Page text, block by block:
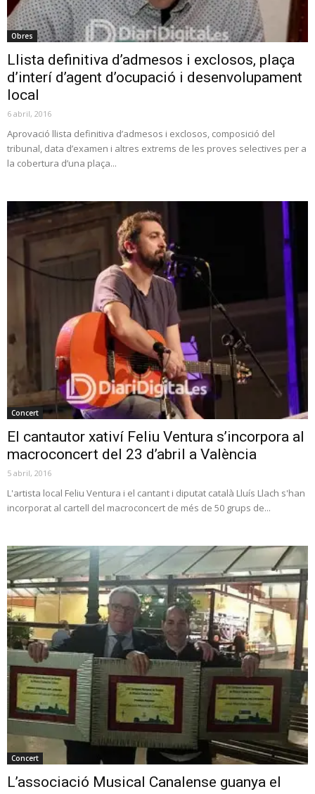
Obres
Llista definitiva d’admesos i exclosos, plaça
d’interí d’agent d’ocupació i desenvolupament
local
6 abril, 2016
Aprovació llista definitiva d’admesos i exclosos, composició del
tribunal, data d’examen i altres extrems de les proves selectives per a
la cobertura d’una plaça...
Concert
El cantautor xativí Feliu Ventura s’incorpora al
macroconcert del 23 d’abril a València
5 abril, 2016
L'artista local Feliu Ventura i el cantant i diputat català Lluís Llach s'han
incorporat al cartell del macroconcert de més de 50 grups de...
Concert
L’associació Musical Canalense guanya el